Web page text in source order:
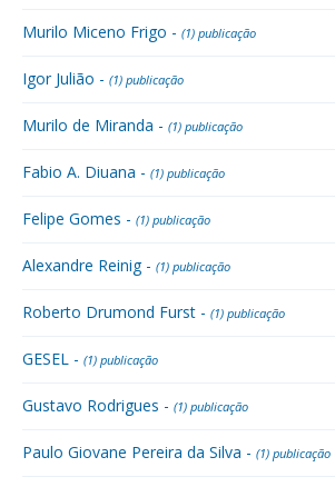
Murilo Miceno Frigo - (1) publicação
Igor Julião - (1) publicação
Murilo de Miranda - (1) publicação
Fabio A. Diuana - (1) publicação
Felipe Gomes - (1) publicação
Alexandre Reinig - (1) publicação
Roberto Drumond Furst - (1) publicação
GESEL - (1) publicação
Gustavo Rodrigues - (1) publicação
Paulo Giovane Pereira da Silva - (1) publicação